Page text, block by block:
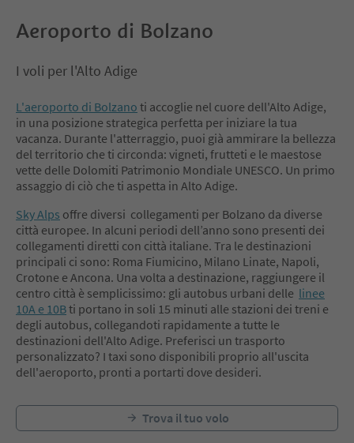
Aeroporto di Bolzano
I voli per l'Alto Adige
L'aeroporto di Bolzano ti accoglie nel cuore dell'Alto Adige,
in una posizione strategica perfetta per iniziare la tua
vacanza. Durante l'atterraggio, puoi già ammirare la bellezza
del territorio che ti circonda: vigneti, frutteti e le maestose
vette delle Dolomiti Patrimonio Mondiale UNESCO. Un primo
assaggio di ciò che ti aspetta in Alto Adige.
Sky Alps offre diversi collegamenti per Bolzano da diverse
città europee. In alcuni periodi dell’anno sono presenti dei
collegamenti diretti con città italiane. Tra le destinazioni
principali ci sono: Roma Fiumicino, Milano Linate, Napoli,
Crotone e Ancona. Una volta a destinazione, raggiungere il
centro città è semplicissimo: gli autobus urbani delle linee
10A e 10Bti portano in soli 15 minuti alle stazioni dei treni e
degli autobus, collegandoti rapidamente a tutte le
destinazioni dell'Alto Adige. Preferisci un trasporto
personalizzato? I taxi sono disponibili proprio all'uscita
dell'aeroporto, pronti a portarti dove desideri.
Trova il tuo volo